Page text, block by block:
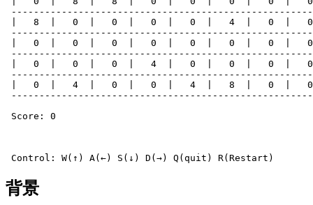
|   8  |   0  |   0  |   0  |   0  |   4  |   0  |
|   0  |   0  |   0  |   0  |   0  |   0  |   0  |
|   0  |   0  |   0  |   4  |   0  |   0  |   0  |
|   0  |   4  |   0  |   0  |   4  |   8  |   0  |
Score: 0
背景